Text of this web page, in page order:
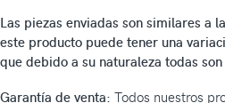
Las piezas enviadas son similares a
este producto puede tener una
que debido a su naturaleza todas son
Garantía de venta: Todos nuestros